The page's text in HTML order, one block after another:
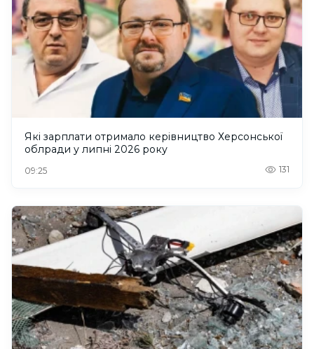
Які зарплати отримало керівництво Херсонської
облради у липні 2026 року
09:25 131